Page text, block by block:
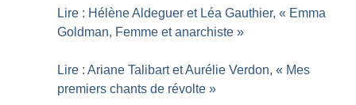
Lire : Hélène Aldeguer et Léa Gauthier, « Emma
Goldman, Femme et anarchiste »
Lire : Ariane Talibart et Aurélie Verdon, « Mes
premiers chants de révolte »